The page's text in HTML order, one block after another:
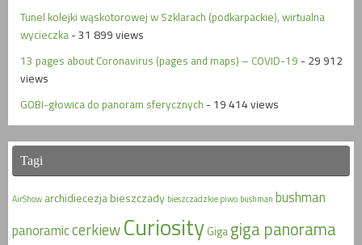
Tunel kolejki wąskotorowej w Szklarach (podkarpackie), wirtualna
wycieczka - 31 899 views
13 pages about Coronavirus (pages and maps) – COVID-19 - 29 912
views
GOBI-głowica do panoram sferycznych - 19 414 views
Tagi
AirShow archidiecezjabieszczady bieszczadzkie piwo bushman bushman
panoramiccerkiewCuriosityGigagiga panorama